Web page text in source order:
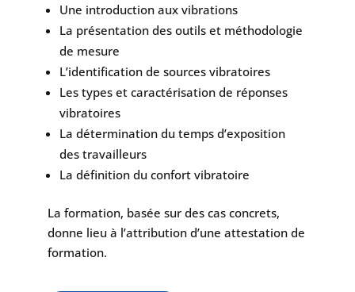
Une introduction aux vibrations
La présentation des outils et méthodologie
de mesure
L’identification de sources vibratoires
Les types et caractérisation de réponses
vibratoires
La détermination du temps d’exposition
des travailleurs
La définition du confort vibratoire
La formation, basée sur des cas concrets,
donne lieu à l’attribution d’une attestation de
formation.